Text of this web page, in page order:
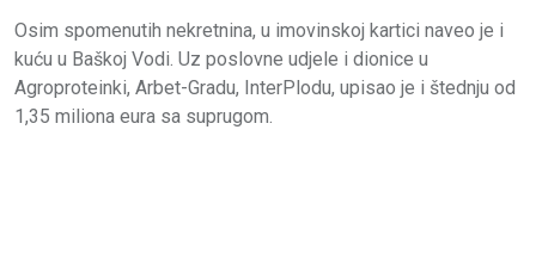
Osim spomenutih nekretnina, u imovinskoj kartici naveo je i
kuću u Baškoj Vodi. Uz poslovne udjele i dionice u
Agroproteinki, Arbet-Gradu, InterPlodu, upisao je i štednju od
1,35 miliona eura sa suprugom.